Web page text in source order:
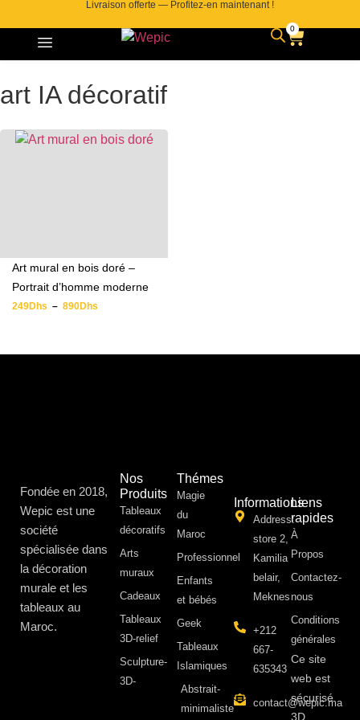
Livraison offerte — Profitez-en maintenant !
0
art IA décoratif
Art mural en bois doré –
Portrait d’homme moderne
249Dhs – 890Dhs
Fondée en 2018,
Wepic est une
société
spécialisée dans
la décoration
murale et les
tableaux au
Maroc.
Nos
Produits
Tableaux
décoratifs
Arts
muraux
Cadeaux
Tableaux
3D-relief
Sculpture-
3D-
Thémes
Magie
du
Maroc
Professionnel
Enfants
et bébés
Geek
Tableaux
Islamiques
Abstrait-
minimaliste
Informations
Address:
store 2,
Kamilia
belair,
Meknes
+212
667-
635343
contact@wepic.ma
Liens
rapides
À
Propos ​
Contactez-
nous
Conditions
générales
Ce site
web est
sécurisé
3D